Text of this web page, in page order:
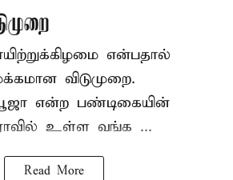
என்பதால்
விடுமுறை.
என்ற பண்டிகையின்
உள்ள வங்க ...
Read More